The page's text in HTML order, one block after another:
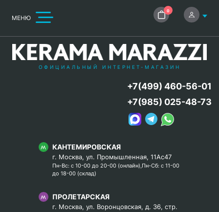
МЕНЮ
0
ОФИЦИАЛЬНЫЙ ИНТЕРНЕТ-МАГАЗИН
КАНТЕМИРОВСКАЯ
г. Москва, ул. Промышленная, 11Ас47
Пн-Вс: с 10-00 до 20-00 (онлайн),Пн-Сб: с 11-00
до 18-00 (склад)
ПРОЛЕТАРСКАЯ
г. Москва, ул. Воронцовская, д. 36, стр.
+7(499) 460-56-01
+7(985) 025-48-73